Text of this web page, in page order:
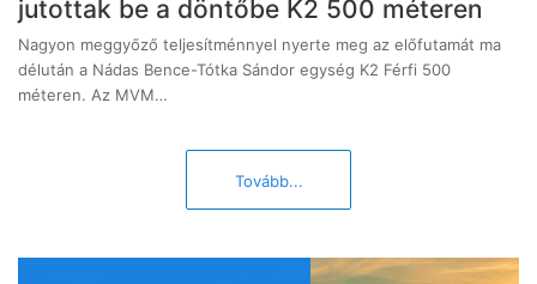
jutottak be a döntőbe K2 500 méteren
Nagyon meggyőző teljesítménnyel nyerte meg az előfutamát ma
délután a Nádas Bence-Tótka Sándor egység K2 Férfi 500
méteren. Az MVM…
Tovább...